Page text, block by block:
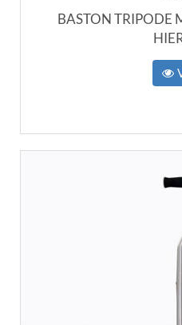
BASTON TRIPODE